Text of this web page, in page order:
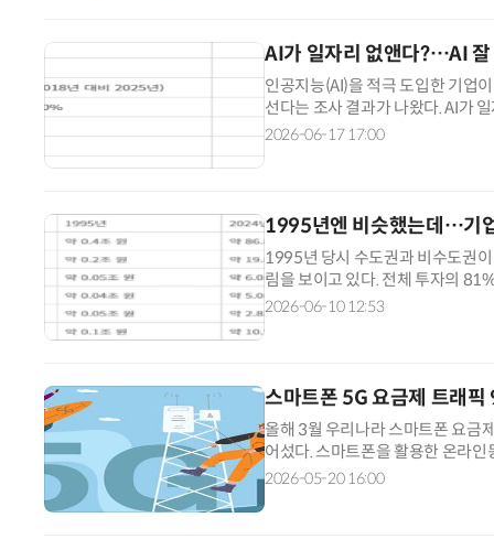
AI가 일자리 없앤다?…AI 잘
인공지능(AI)을 적극 도입한 기업
선다는 조사 결과가 나왔다. AI가
과 임금을 더 빠르게 늘리고 있다
2026-06-17 17:00
1995년엔 비슷했는데…기
1995년 당시 수도권과 비수도권
림을 보이고 있다. 전체 투자의
의 지방 투자 노력에도 권역 간 혁
2026-06-10 12:53
스마트폰 5G 요금제 트래
올해 3월 우리나라 스마트폰 요금
어섰다. 스마트폰을 활용한 온라
한 요금제 수요가 높아졌기 때문
2026-05-20 16:00